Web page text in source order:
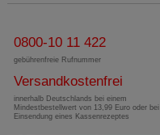
0800-10 11 422
gebührenfreie Rufnummer
Versandkostenfrei
innerhalb Deutschlands bei einem
Mindestbestellwert von 13,99 Euro oder bei
Einsendung eines Kassenrezeptes